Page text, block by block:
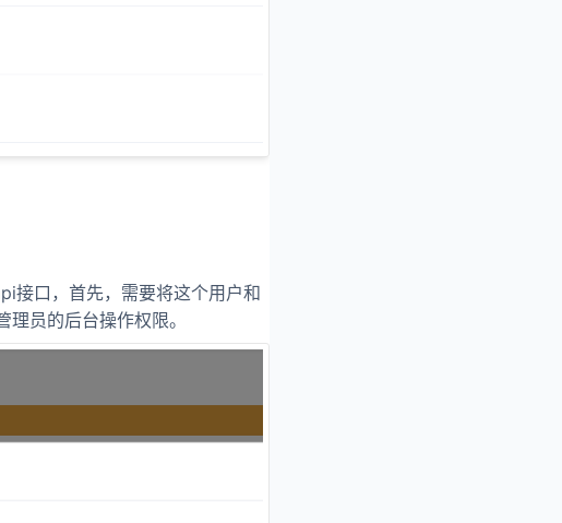
接口，首先，需要将这个用户和
员的后台操作权限。